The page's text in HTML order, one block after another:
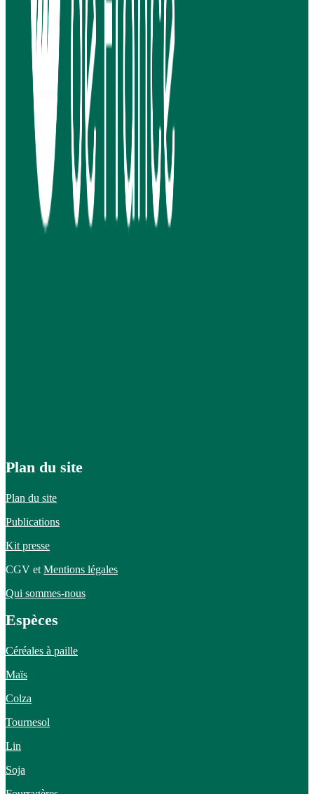
Plan du site
Plan du site
Publications
Kit presse
CGV et Mentions légales
Qui sommes-nous
Espèces
Céréales à paille
Maïs
Colza
Tournesol
Lin
Soja